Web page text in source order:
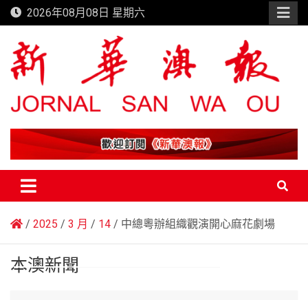
Skip
to
content
2026年08月08日 星期六
新華澳報
2025 3 月 14 中總粵辦組織觀演開心麻花劇場
本澳新聞